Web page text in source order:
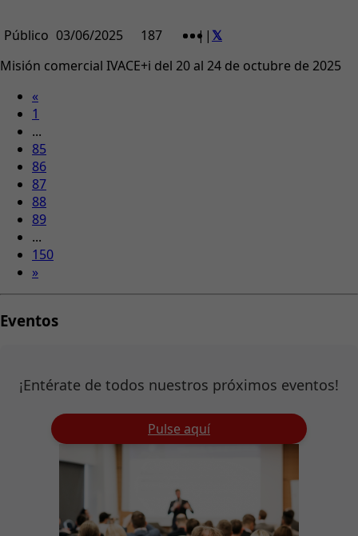
Público 03/06/2025 187 | |
Misión comercial IVACE+i del 20 al 24 de octubre de 2025
«
1
...
85
86
87
88
89
...
150
»
Eventos
¡Entérate de todos nuestros próximos eventos!
Pulse aquí